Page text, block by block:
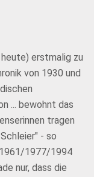
erstmalig zu
von 1930 und
... bewohnt das
tragen
- so
1977/1994
nur, dass die